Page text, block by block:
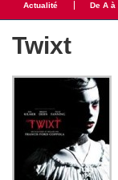
Actualité De A à
Twixt